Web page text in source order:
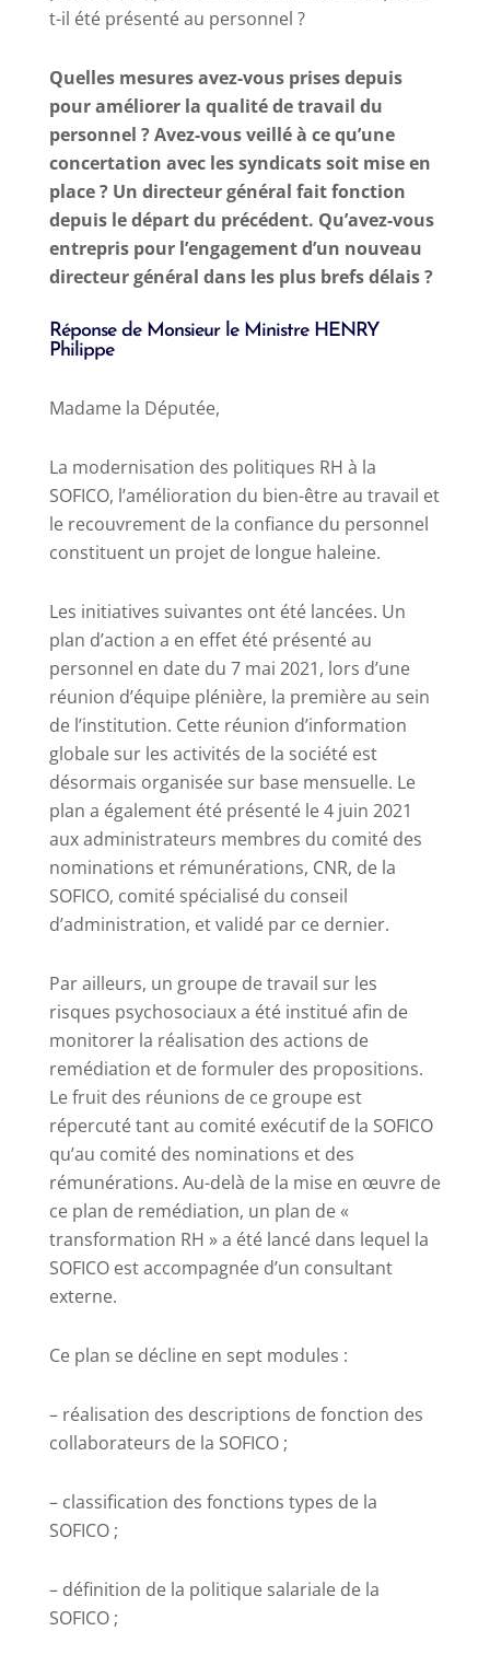
t-il été présenté au personnel ?
Quelles mesures avez-vous prises depuis
pour améliorer la qualité de travail du
personnel ? Avez-vous veillé à ce qu’une
concertation avec les syndicats soit mise en
place ? Un directeur général fait fonction
depuis le départ du précédent. Qu’avez-vous
entrepris pour l’engagement d’un nouveau
directeur général dans les plus brefs délais ?
Réponse de Monsieur le Ministre HENRY
Philippe
Madame la Députée,
La modernisation des politiques RH à la
SOFICO, l’amélioration du bien-être au travail et
le recouvrement de la confiance du personnel
constituent un projet de longue haleine.
Les initiatives suivantes ont été lancées. Un
plan d’action a en effet été présenté au
personnel en date du 7 mai 2021, lors d’une
réunion d’équipe plénière, la première au sein
de l’institution. Cette réunion d’information
globale sur les activités de la société est
désormais organisée sur base mensuelle. Le
plan a également été présenté le 4 juin 2021
aux administrateurs membres du comité des
nominations et rémunérations, CNR, de la
SOFICO, comité spécialisé du conseil
d’administration, et validé par ce dernier.
Par ailleurs, un groupe de travail sur les
risques psychosociaux a été institué afin de
monitorer la réalisation des actions de
remédiation et de formuler des propositions.
Le fruit des réunions de ce groupe est
répercuté tant au comité exécutif de la SOFICO
qu’au comité des nominations et des
rémunérations. Au-delà de la mise en œuvre de
ce plan de remédiation, un plan de «
transformation RH » a été lancé dans lequel la
SOFICO est accompagnée d’un consultant
externe.
Ce plan se décline en sept modules :
– réalisation des descriptions de fonction des
collaborateurs de la SOFICO ;
– classification des fonctions types de la
SOFICO ;
– définition de la politique salariale de la
SOFICO ;